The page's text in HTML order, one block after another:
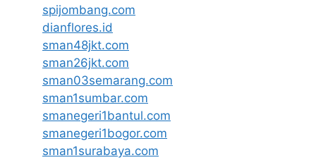
spijombang.com
dianflores.id
sman48jkt.com
sman26jkt.com
sman03semarang.com
sman1sumbar.com
smanegeri1bantul.com
smanegeri1bogor.com
sman1surabaya.com